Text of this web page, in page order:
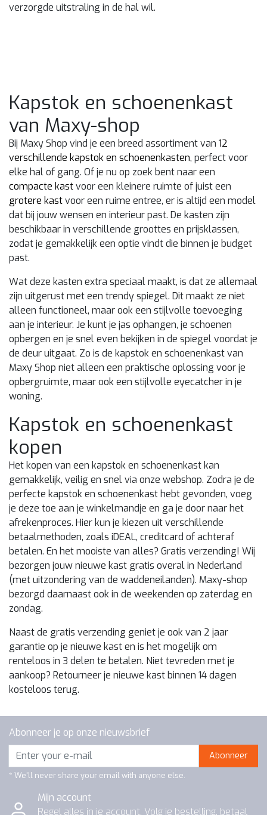
verzorgde uitstraling in de hal wil.
Kapstok en schoenenkast
van Maxy-shop
Bij Maxy Shop vind je een breed assortiment van 12
verschillende kapstok en schoenenkasten, perfect voor
elke hal of gang. Of je nu op zoek bent naar een
compacte kastvoor een kleinere ruimte of juist een
grotere kastvoor een ruime entree, er is altijd een model
dat bij jouw wensen en interieur past. De kasten zijn
beschikbaar in verschillende groottes en prijsklassen,
zodat je gemakkelijk een optie vindt die binnen je budget
past.
Wat deze kasten extra speciaal maakt, is dat ze allemaal
zijn uitgerust met een trendy spiegel. Dit maakt ze niet
alleen functioneel, maar ook een stijlvolle toevoeging
aan je interieur. Je kunt je jas ophangen, je schoenen
opbergen en je snel even bekijken in de spiegel voordat je
de deur uitgaat. Zo is de kapstok en schoenenkast van
Maxy Shop niet alleen een praktische oplossing voor je
opbergruimte, maar ook een stijlvolle eyecatcher in je
woning.
Kapstok en schoenenkast
kopen
Het kopen van een kapstok en schoenenkast kan
gemakkelijk, veilig en snel via onze webshop. Zodra je de
perfecte kapstok en schoenenkast hebt gevonden, voeg
je deze toe aan je winkelmandje en ga je door naar het
afrekenproces. Hier kun je kiezen uit verschillende
betaalmethoden, zoals iDEAL, creditcard of achteraf
betalen. En het mooiste van alles? Gratis verzending! Wij
bezorgen jouw nieuwe kast gratis overal in Nederland
(met uitzondering van de waddeneilanden). Maxy-shop
bezorgd daarnaast ook in de weekenden op zaterdag en
zondag.
Naast de gratis verzending geniet je ook van 2 jaar
garantie op je nieuwe kast en is het mogelijk om
renteloos in 3 delen te betalen. Niet tevreden met je
aankoop? Retourneer je nieuwe kast binnen 14 dagen
kosteloos terug.
Abonneer je op onze nieuwsbrief
Abonneer
* We'll never share your email with anyone else.
Mijn account
Regel alles in je account. Volg je bestelling, betaal